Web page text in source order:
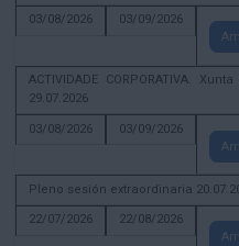
03/08/2026
03/09/2026
ACTIVIDADE CORPORATIVA.
29.07.2026
03/08/2026
03/09/2026
Pleno sesión extraordinaria
22/07/2026
22/08/2026